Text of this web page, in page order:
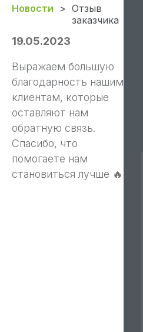
Новости > Отзыв
заказчика
19.05.2023
Выражаем большую
благодарность нашим
клиентам, которые
оставляют нам
обратную связь.
Спасибо, что
помогаете нам
становиться лучше 🔥